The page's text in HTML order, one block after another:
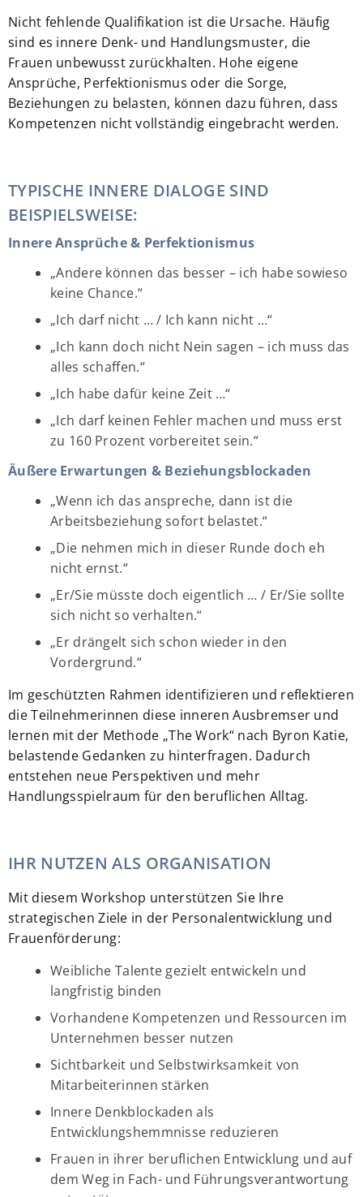
Nicht fehlende Qualifikation ist die Ursache. Häufig
sind es innere Denk- und Handlungsmuster, die
Frauen unbewusst zurückhalten. Hohe eigene
Ansprüche, Perfektionismus oder die Sorge,
Beziehungen zu belasten, können dazu führen, dass
Kompetenzen nicht vollständig eingebracht werden.
TYPISCHE INNERE DIALOGE SIND
BEISPIELSWEISE:
Innere Ansprüche & Perfektionismus
„Andere können das besser – ich habe sowieso
keine Chance.“
„Ich darf nicht … / Ich kann nicht …“
„Ich kann doch nicht Nein sagen – ich muss das
alles schaffen.“
„Ich habe dafür keine Zeit …“
„Ich darf keinen Fehler machen und muss erst
zu 160 Prozent vorbereitet sein.“
Äußere Erwartungen & Beziehungsblockaden
„Wenn ich das anspreche, dann ist die
Arbeitsbeziehung sofort belastet.“
„Die nehmen mich in dieser Runde doch eh
nicht ernst.“
„Er/Sie müsste doch eigentlich … / Er/Sie sollte
sich nicht so verhalten.“
„Er drängelt sich schon wieder in den
Vordergrund.“
Im geschützten Rahmen identifizieren und reflektieren
die Teilnehmerinnen diese inneren Ausbremser und
lernen mit der Methode „The Work“ nach Byron Katie,
belastende Gedanken zu hinterfragen. Dadurch
entstehen neue Perspektiven und mehr
Handlungsspielraum für den beruflichen Alltag.
IHR NUTZEN ALS ORGANISATION
Mit diesem Workshop unterstützen Sie Ihre
strategischen Ziele in der Personalentwicklung und
Frauenförderung:
Weibliche Talente gezielt entwickeln und
langfristig binden
Vorhandene Kompetenzen und Ressourcen im
Unternehmen besser nutzen
Sichtbarkeit und Selbstwirksamkeit von
Mitarbeiterinnen stärken
Innere Denkblockaden als
Entwicklungshemmnisse reduzieren
Frauen in ihrer beruflichen Entwicklung und auf
dem Weg in Fach- und Führungsverantwortung